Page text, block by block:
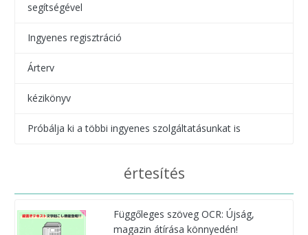
segítségével
Ingyenes regisztráció
Árterv
kézikönyv
Próbálja ki a többi ingyenes szolgáltatásunkat is
értesítés
Függőleges szöveg OCR: Újság,
magazin átírása könnyedén!